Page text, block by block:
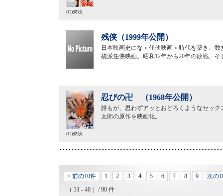
(C)東映
残侠（1999年公開）
日本映画史にな＜任侠映画＞時代を築き、
統派任侠映画。昭和12年から20年の敗戦、
忍びの卍 （1968年公開）
誰もが、思わずアッとおどろくようなセッ
太郎の原作を映画化。
(C)東映
< 前の10件 1 2 3 4 5 6 7 8 9
次の
（ 31 - 40 ）/ 90 件